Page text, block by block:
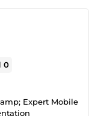
0
Expert Mobile